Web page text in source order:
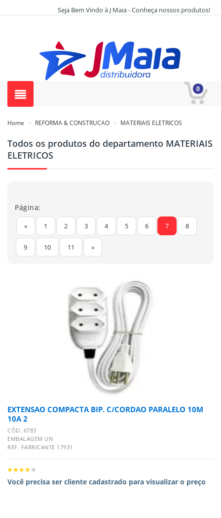
Seja Bem Vindo à J Maia - Conheça nossos produtos!
0
Home > REFORMA & CONSTRUCAO > MATERIAIS ELETRICOS
Todos os produtos do departamento MATERIAIS
ELETRICOS
Página:
« 1 2 3 4 5 6 7 8
9 10 11 »
EXTENSAO COMPACTA BIP. C/CORDAO PARALELO 10M
10A 2
CÓD. 6783
EMBALAGEM UN
REF. FABRICANTE 17931
Você precisa ser cliente cadastrado para visualizar o preço